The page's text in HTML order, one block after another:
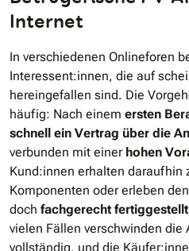
Internet
In verschiedenen Onlineforen
Interessent:innen, die auf
hereingefallen sind. Die
häufig: Nach einem ersten
schnell ein Vertrag über die
verbunden mit einer hohen
Kund:innen erhalten daraufhin
Komponenten oder erleben
doch fachgerecht
vielen Fällen verschwinden die
vollständig, und die